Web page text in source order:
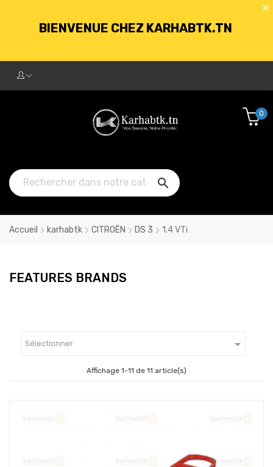
BIENVENUE CHEZ KARHABTK.TN
250DT D'ACHATS

0
Accueil karhabtk CITROËN DS 3 1.4 VTi
FEATURES BRANDS
Sélectionner 
Affichage 1-11 de 11 article(s)